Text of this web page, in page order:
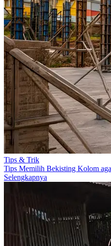
Tips & Trik
Tips Memilih Bekisting Kolom
Selengkapnya